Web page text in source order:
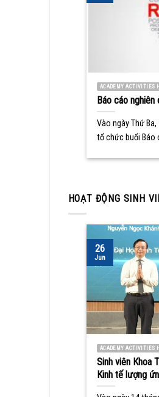
ACADEMY ACTIVITIES
Báo cáo
Vào ngày Thứ
tổ chức buổi Báo
HOẠT ĐỘNG SINH
ACADEMY ACTIVITIES
Sinh viên Khoa
Kinh tế lượng
26
Jun